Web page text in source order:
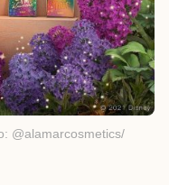
@alamarcosmetics/